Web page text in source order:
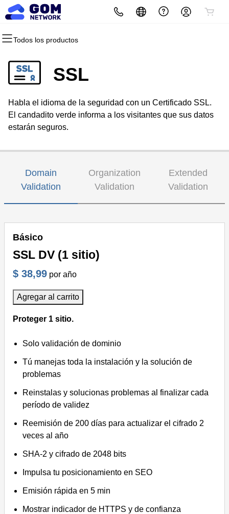
Todos los productos
Todos los productos
Registro de dominio
Registro por volumen
Transferencia de dominios
Todos los productos
Creador de páginas web
WordPress
Todos los productos
cPanel
WordPress
Web Hosting Plus
Todos los productos
Seguridad del sitio web
SSL
Servicio SSL administrado
Todos los productos
Email Marketing
SEO
Todos los productos
Correo profesional
SSL
Habla el idioma de la seguridad con un Certificado SSL.
El candadito verde informa a los visitantes que sus datos
estarán seguros.
Domain
Validation
Organization
Validation
Extended
Validation
Básico
SSL DV (1 sitio)
$ 38,99 por año
Agregar al carrito
Proteger 1 sitio.
Solo validación de dominio
Tú manejas toda la instalación y la solución de
problemas
Reinstalas y solucionas problemas al finalizar cada
período de validez
Reemisión de 200 días para actualizar el cifrado 2
veces al año
SHA-2 y cifrado de 2048 bits
Impulsa tu posicionamiento en SEO
Emisión rápida en 5 min
Mostrar indicador de HTTPS y de confianza